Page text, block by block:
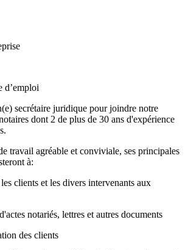
d’emploi
secrétaire juridique pour joindre notre
dont 2 de plus de 30 ans d'expérience
travail agréable et conviviale, ses principales
à:
clients et les divers intervenants aux
notariés, lettres et autres documents
des clients